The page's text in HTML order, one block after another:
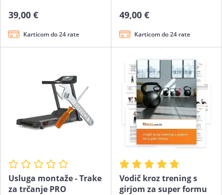
39,00 €
Karticom do 24 rate
49,00 €
Karticom do 24 rate
Usluga montaže - Trake
za trčanje PRO
Vodič kroz trening s
girjom za super formu